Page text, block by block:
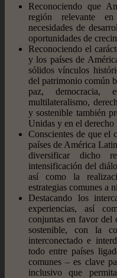
Reconociendo que
región relevante
necesidades de
oportunidades de
Reconociendo el
y los países de
sólidos vínculos
del patrimonio común
paz, democracia,
multilateralismo,
y sostenible también
Unidas y en el derecho
Conscientes de que el
países de América
diversificar dicho
intensificación del
así como la
estrategias comunes a
Destacando los
experiencias, así
conjuntas en favor del
sostenible, con la
interconectado e
todo entre países
comunes – es clave
inclusivo que